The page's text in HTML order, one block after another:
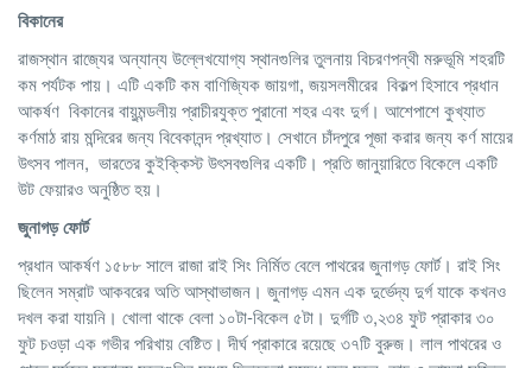
বিকানের
রাজস্থান রাজ্যের অন্যান্য উল্লেখযোগ্য স্থানগুলির তুলনায় বিচরণপন্থী মরুভূমি শহরটি
কম পর্যটক পায়। এটি একটি কম বাণিজ্যিক জায়গা, জয়সলমীরের বিকল্প হিসাবে প্রধান
আকর্ষণ বিকানেরবায়ুমন্ডলীয় প্রাচীরযুক্ত পুরানো শহর এবং দুর্গ। আশেপাশে কুখ্যাত
কর্ণমাঠ রায় মন্দিরের জন্য বিবেকানন্দ প্রখ্যাত। সেখানে চাঁদপুরে পূজা করার জন্য কর্ণ মায়ের
উৎসব পালন, ভারতের কুইক্কিস্ট উৎসবগুলির একটি। প্রতি জানুয়ারিতে বিকেলে একটি
উট ফেয়ারও অনুষ্ঠিত হয়।
জুনাগড়ফোর্ট
প্রধান আকর্ষণ ১৫৮৮ সালে রাজা রাই সিং নির্মিত বেলে পাথরের জুনাগড় ফোর্ট। রাই সিং
ছিলেন সম্রাট আকবরের অতি আস্থাভাজন। জুনাগড় এমন এক দুর্ভেদ্য দুর্গ যাকে কখনও
দখল করা যায়নি। খোলা থাকে বেলা ১০টা-বিকেল ৫টা। দুর্গটি ৩,২৩৪ ফুট প্রাকার ৩০
ফুট চওড়া এক গভীর পরিখায় বেষ্টিত। দীর্ঘ প্রাকারে রয়েছে ৩৭টি বুরুজ। লাল পাথরের ও